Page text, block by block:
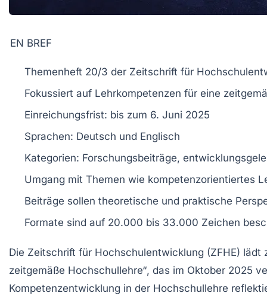
EN BREF
Themenheft 20/3 der Zeitschrift für
Fokussiert auf Lehrkompetenzen für eine
Einreichungsfrist: bis zum 6. Juni 2025
Sprachen: Deutsch und Englisch
Kategorien: Forschungsbeiträge,
Umgang mit Themen wie kompetenzorientiertes
Beiträge sollen theoretische und praktische
Formate sind auf 20.000 bis 33.000 Zeichen
Die Zeitschrift für Hochschulentwicklung (ZFHE) lädt
zeitgemäße Hochschullehre“, das im Oktober 2025
Kompetenzentwicklung in der Hochschullehre